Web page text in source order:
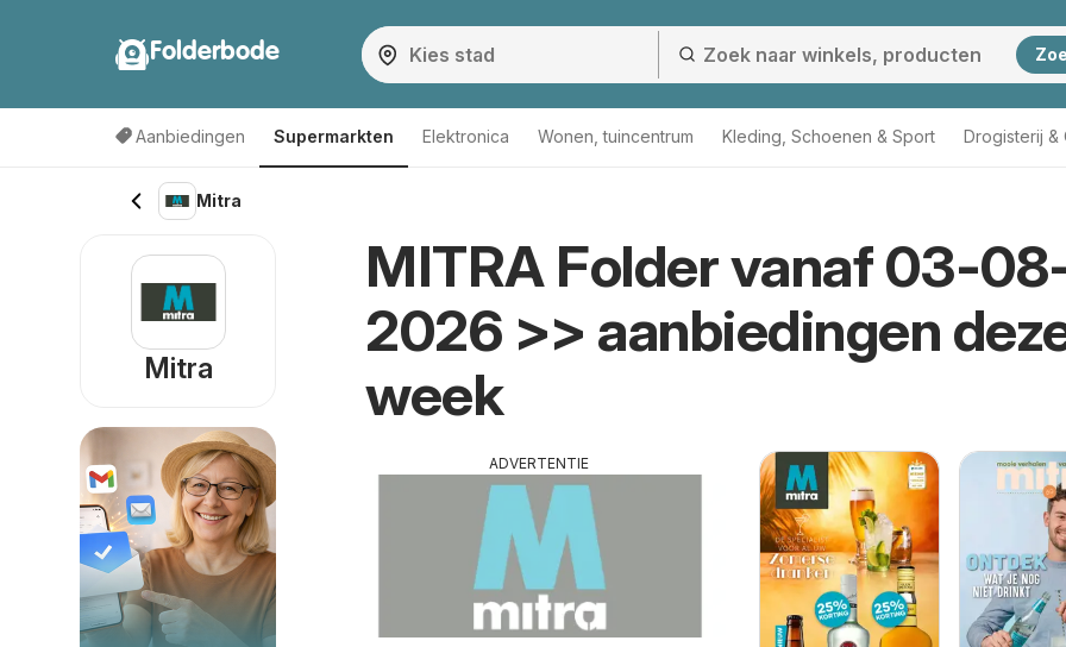
Folderbode
Aanbiedingen Supermarkten Elektronica Wonen, tuincentrum Kleding, Schoenen & Sport Drogisterij &
Mitra
MITRA Folder vanaf 03-
2026 >> aanbiedingen
week
ADVERTENTIE
Mitra